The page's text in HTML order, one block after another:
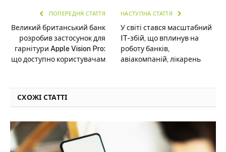
ПОПЕРЕДНЯ СТАТТЯ
Великий британський банк
розробив застосунок для
гарнітури Apple Vision Pro:
що доступно користувачам
НАСТУПНА СТАТТЯ
У світі стався масштабний
IT-збій, що вплинув на
роботу банків,
авіакомпаній, лікарень
СХОЖІ СТАТТІ